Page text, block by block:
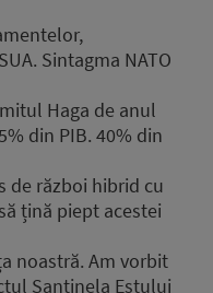
Sintagma NATO
Haga de anul
din PIB. 40% din
de război hibrid cu
țină piept acestei
noastră. Am vorbit
Santinela Estului